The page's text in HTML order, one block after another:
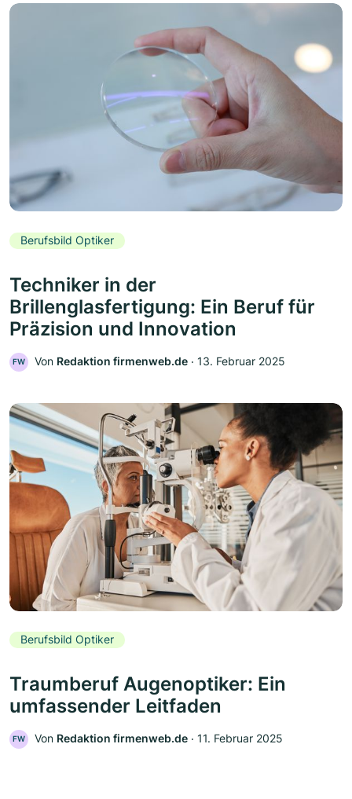
Berufsbild Optiker
Techniker in der
Brillenglasfertigung: Ein Beruf für
Präzision und Innovation
FW Von Redaktion firmenweb.de ‧ 13. Februar 2025
Berufsbild Optiker
Traumberuf Augenoptiker: Ein
umfassender Leitfaden
FW Von Redaktion firmenweb.de ‧ 11. Februar 2025